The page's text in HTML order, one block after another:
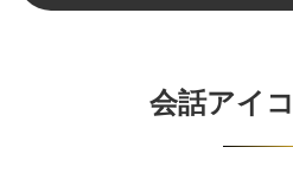
【中級編】ア
会話アイ